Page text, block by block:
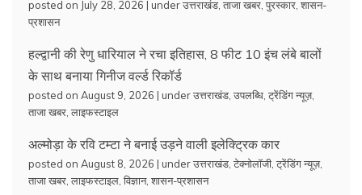
posted on July 28, 2026 | underउत्तराखंड ताजा खबर पुरस्कार शासन-
प्रशासन
हल्द्वानी की रेणु धारियाल ने रचा इतिहास, 8 फीट 10 इंच लंबे बालों
के साथ बनाया गिनीज वर्ल्ड रिकॉर्ड
posted on August 9, 2026 | underउत्तराखंड उपलब्धि ट्रेंडिंग न्यूज़,
ताजा खबर लाइफस्टाइल
अल्मोड़ा के रवि टम्टा ने बनाई उड़ने वाली इलेक्ट्रिक कार
posted on August 8, 2026 | underउत्तराखंड टेक्नोलॉजी ट्रेंडिंग न्यूज़,
ताजा खबर लाइफस्टाइल विज्ञान, शासन-प्रशासन